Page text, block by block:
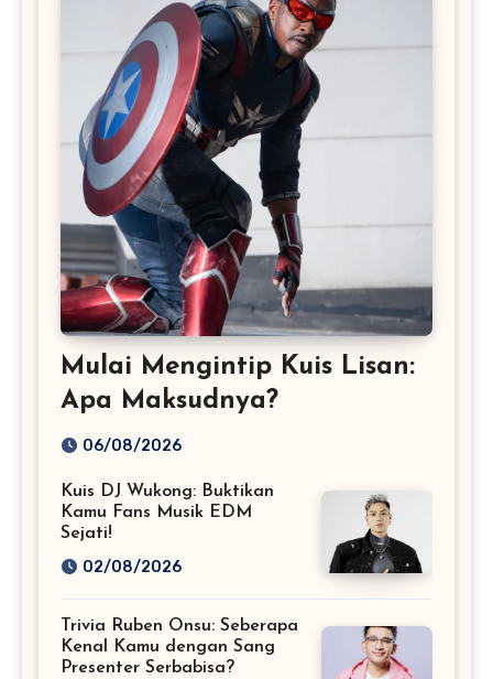
Mulai Mengintip Kuis Lisan:
Apa Maksudnya?
06/08/2026
Kuis DJ Wukong: Buktikan
Kamu Fans Musik EDM
Sejati!
02/08/2026
Trivia Ruben Onsu: Seberapa
Kenal Kamu dengan Sang
Presenter Serbabisa?